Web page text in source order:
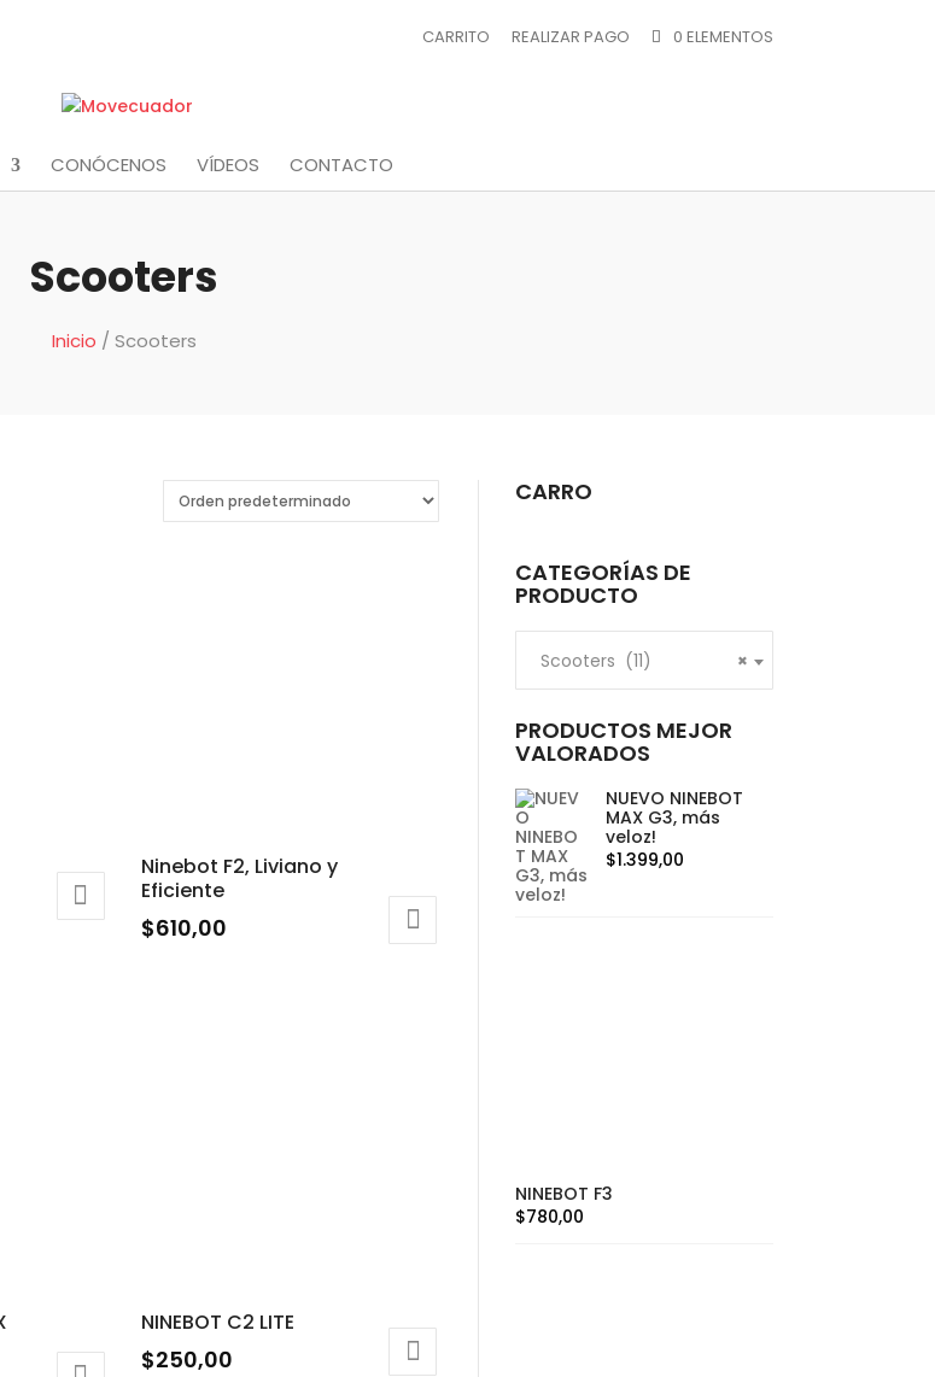
CARRITO REALIZAR PAGO 0 ELEMENTOS
CONÓCENOS VÍDEOS CONTACTO
Scooters
Inicio / Scooters
Ninebot F2, Liviano y
Eficiente
$610,00
NINEBOT C2 LITE
$250,00
CARRO
CATEGORÍAS DE
PRODUCTO
×
Scooters (11)
PRODUCTOS MEJOR
VALORADOS
NUEVO NINEBOT
MAX G3, más
veloz!
$1.399,00
NINEBOT F3
$780,00